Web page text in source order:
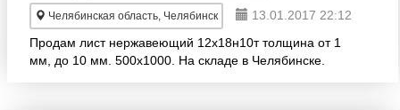
Челябинская область, Челябинск
13.01.2017 22:12
Продам лист нержавеющий 12х18н10т толщина от 1
мм, до 10 мм. 500х1000. На складе в Челябинске.